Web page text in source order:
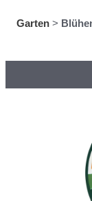
Garten >